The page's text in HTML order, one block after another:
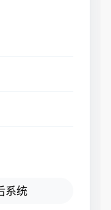
系统